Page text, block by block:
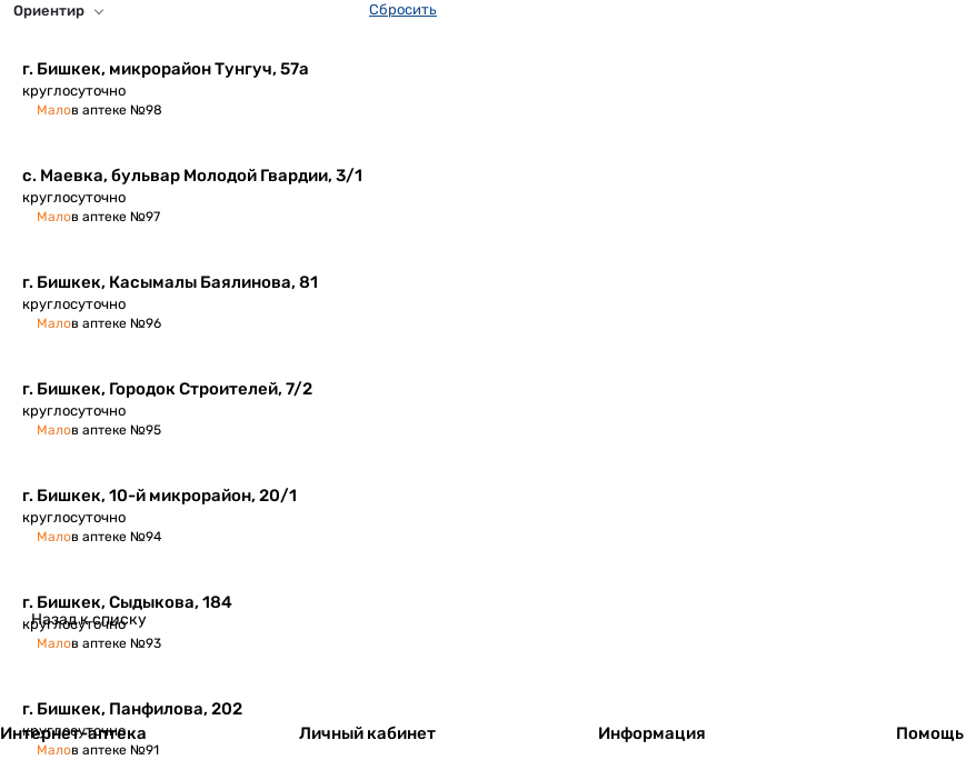
Ориентир Сбросить
​г. Бишкек, микрорайон Тунгуч, 57а
круглосуточно
Малов аптеке №98
с. Маевка, ​бульвар Молодой Гвардии, 3/1
круглосуточно
Малов аптеке №97
г. Бишкек, ​Касымалы Баялинова, 81
круглосуточно
Малов аптеке №96
​г. Бишкек, Городок Строителей, 7/2
круглосуточно
Малов аптеке №95
г. Бишкек, 10-й микрорайон, 20/1
круглосуточно
Малов аптеке №94
г. Бишкек, Сыдыкова, 184
круглосуточно
Малов аптеке №93
г. Бишкек, Панфилова, 202
круглосуточно
Малов аптеке №91
Назад к списку
Интернет-аптека Личный кабинет Информация Помощь